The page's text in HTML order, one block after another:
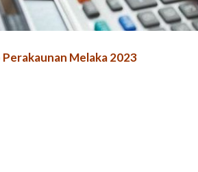
Melaka 2023